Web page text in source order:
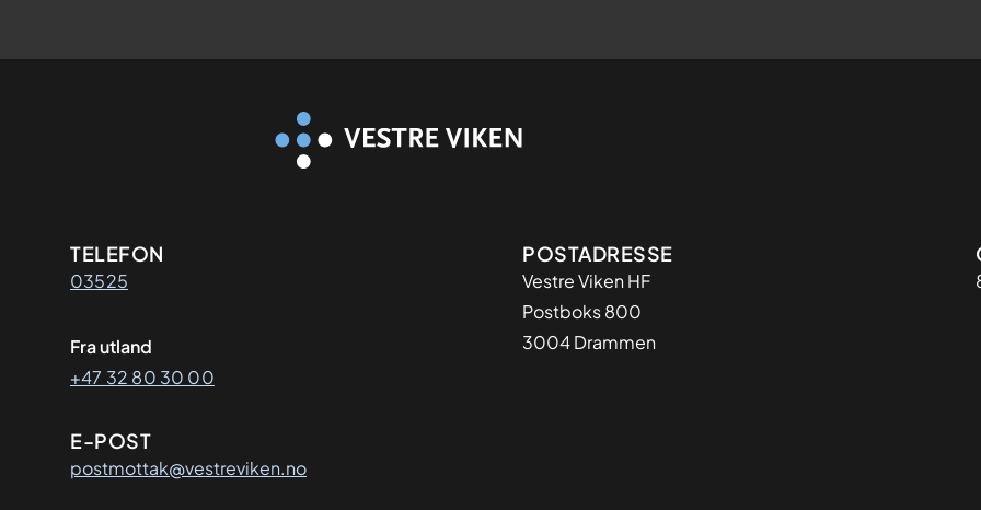
Kontaktinformasjon
TELEFON
03525
Fra utland
+47 32 80 30 00
E-POST
postmottak@vestreviken.no
Adresse
POSTADRESSE
Vestre Viken HF
Postboks 800
3004 Drammen